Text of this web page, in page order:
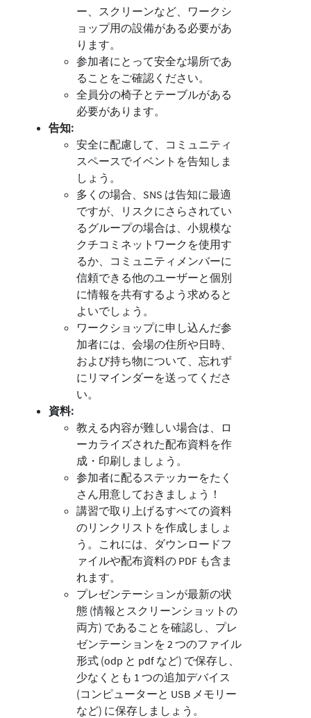
ー、スクリーンなど、ワークシ
ョップ用の設備がある必要があ
ります。
参加者にとって安全な場所であ
ることをご確認ください。
全員分の椅子とテーブルがある
必要があります。
告知:
安全に配慮して、コミュニティ
スペースでイベントを告知しま
しょう。
多くの場合、SNS は告知に最適
ですが、リスクにさらされてい
るグループの場合は、小規模な
クチコミネットワークを使用す
るか、コミュニティメンバーに
信頼できる他のユーザーと個別
に情報を共有するよう求めると
よいでしょう。
ワークショップに申し込んだ参
加者には、会場の住所や日時、
および持ち物について、忘れず
にリマインダーを送ってくださ
い。
資料:
教える内容が難しい場合は、ロ
ーカライズされた配布資料を作
成・印刷しましょう。
参加者に配るステッカーをたく
さん用意しておきましょう！
講習で取り上げるすべての資料
のリンクリストを作成しましょ
う。これには、ダウンロードフ
ァイルや配布資料の PDF も含ま
れます。
プレゼンテーションが最新の状
態 (情報とスクリーンショットの
両方) であることを確認し、プレ
ゼンテーションを 2 つのファイル
形式 (odp と pdf など) で保存し、
少なくとも 1 つの追加デバイス
(コンピューターと USB メモリー
など) に保存しましょう。